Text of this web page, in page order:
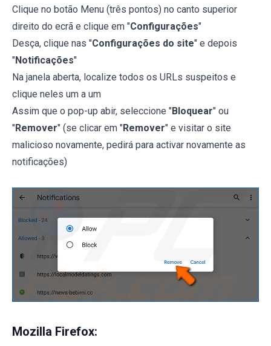
Clique no botão Menu (três pontos) no canto superior
direito do ecrã e clique em "Configurações"
Desça, clique nas "Configurações do site" e depois
"Notificações"
Na janela aberta, localize todos os URLs suspeitos e
clique neles um a um
Assim que o pop-up abir, seleccione "Bloquear" ou
"Remover" (se clicar em "Remover" e visitar o site
malicioso novamente, pedirá para activar novamente as
notificações)
Mozilla Firefox: